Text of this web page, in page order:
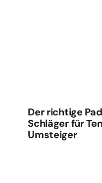
Der richtige
Schläger für
Umsteiger